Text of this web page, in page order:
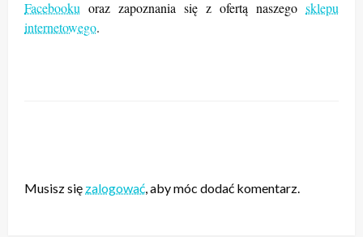
Facebooku oraz zapoznania się z ofertą naszego sklepu
internetowego.
Musisz się zalogować, aby móc dodać komentarz.